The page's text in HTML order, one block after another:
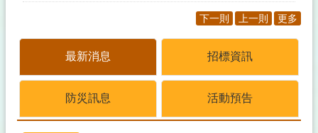
本所增設長者服務櫃檯、外籍人士服務櫃檯、代書寫區及血壓測量服務，
防治登革熱四大基本功，「巡、倒、清、刷」徹底做，病媒蚊不再來。
下一則 上一則 更多
最新消息 招標資訊
防災訊息 活動預告